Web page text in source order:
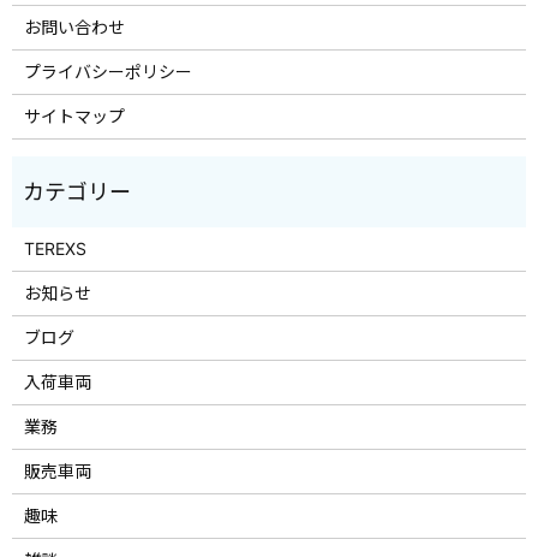
お問い合わせ
プライバシーポリシー
サイトマップ
TEREXS
お知らせ
ブログ
入荷車両
業務
販売車両
趣味